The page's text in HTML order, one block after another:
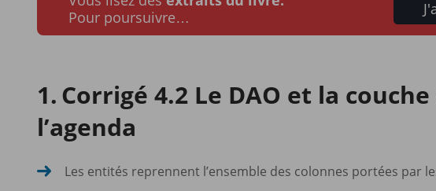
Pour poursuivre…
Corrigé 4.2 Le DAO et la
l’agenda
Les entités reprennent l’ensemble des colonnes portées par